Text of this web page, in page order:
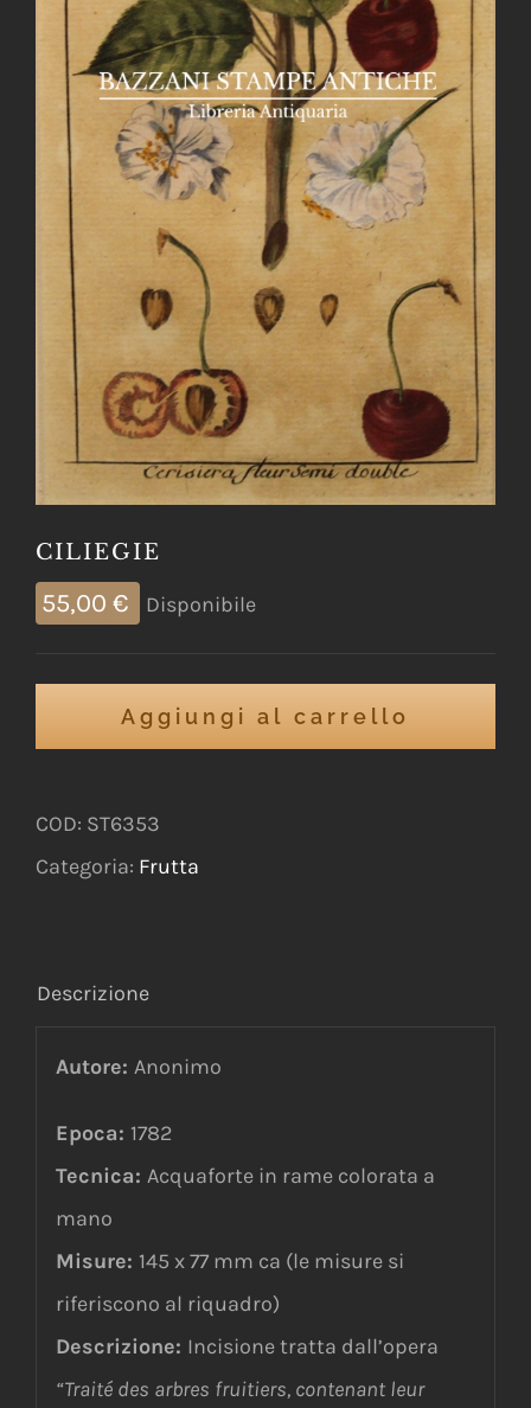
CILIEGIE
55,00 € Disponibile
Aggiungi al carrello
COD: ST6353
Categoria: Frutta
Descrizione
Autore: Anonimo
Epoca: 1782
Tecnica: Acquaforte in rame colorata a
mano
Misure: 145 x 77 mm ca (le misure si
riferiscono al riquadro)
Descrizione: Incisione tratta dall’opera
“Traité des arbres fruitiers, contenant leur